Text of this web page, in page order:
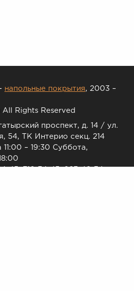
напольные покрытия, 2003 –
Rights Reserved
проспект, д. 14 / ул.
54, ТК Интерио секц. 214
11:00 – 19:30 Суббота,